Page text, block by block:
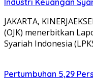
JAKARTA,
(OJK) menerbitkan
Syariah Indonesia
Pertumbuhan 5,29